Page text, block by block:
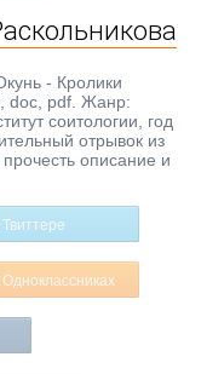
- Кролики
doc, pdf. Жанр:
соитологии, год
отрывок из
описание и
Твиттере
Одноклассниках